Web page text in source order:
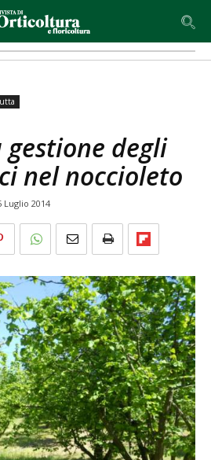
degli
nel noccioleto
Luglio 2014